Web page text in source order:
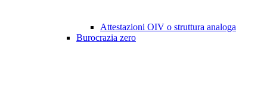
Attestazioni OIV o struttura analoga
Burocrazia zero